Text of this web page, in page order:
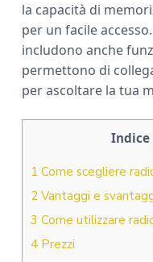
la capacità di
per un facile
includono anche
permettono di
per ascoltare la tua
Indice
1 Come scegliere
2Vantaggi e
3 Come utilizzare
4Prezzi